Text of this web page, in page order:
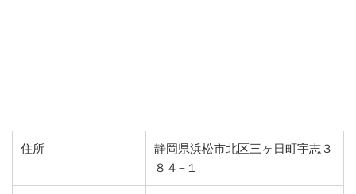
住所
静岡県浜松市北区三ヶ日町宇志３
８４−１